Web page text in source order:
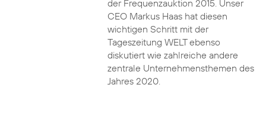
der Frequenzauktion 2015. Unser
CEO Markus Haas hat diesen
wichtigen Schritt mit der
Tageszeitung WELT ebenso
diskutiert wie zahlreiche andere
zentrale Unternehmensthemen des
Jahres 2020.